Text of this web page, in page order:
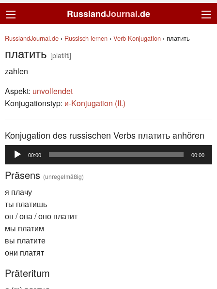
RusslandJournal.de
RusslandJournal.de › Russisch lernen › Verb Konjugation › платить
платить [platʲítʲ]
zahlen
Aspekt: unvollendet
Konjugationstyp: и-Konjugation (II.)
Konjugation des russischen Verbs платить anhören
Audio-
Player
00:00 00:00
Präsens (unregelmäßig)
я плачу
ты платишь
он / она / оно платит
мы платим
вы платите
они платят
Präteritum